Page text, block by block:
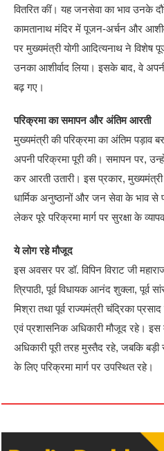
वितरित कीं। यह जनसेवा का भाव उनके
कामतानाथ मंदिर में पूजन-अर्चन और
पर मुख्यमंत्री योगी आदित्यनाथ ने
उनका आशीर्वाद लिया। इसके बाद, वे
बढ़ गए।
परिक्रमा का समापन और अंतिम आरती
मुख्यमंत्री की परिक्रमा का अंतिम पड़ाव
अपनी परिक्रमा पूरी की। समापन पर,
कर आरती उतारी। इस प्रकार, मुख्यमंत्री
धार्मिक अनुष्ठानों और जन सेवा के भाव से
लेकर पूरे परिक्रमा मार्ग पर सुरक्षा के
ये लोग रहे मौजूद
इस अवसर पर डॉ. विपिन विराट जी
त्रिपाठी, पूर्व विधायक आनंद शुक्ला,
मिश्रा तथा पूर्व राज्यमंत्री चंद्रिका
एवं प्रशासनिक अधिकारी मौजूद रहे।
अधिकारी पूरी तरह मुस्तैद रहे, जबकि
के लिए परिक्रमा मार्ग पर उपस्थित रहे।